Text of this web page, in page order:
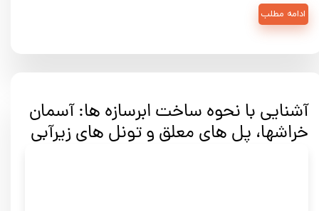
ادامه مطلب
آشنایی با نحوه ساخت ابرسازه ها: آسمان
خراشها، پل های معلق و تونل های زیرآبی